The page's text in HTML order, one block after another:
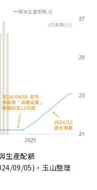
生產配額
09/05)，玉山整理